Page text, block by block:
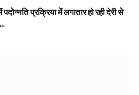
प्रक्रिया में लगातार हो रही देरी से